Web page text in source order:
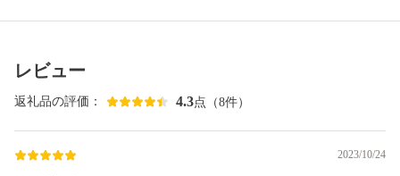
レビュー
返礼品の評価： 4.3点（8件）
2023/10/24